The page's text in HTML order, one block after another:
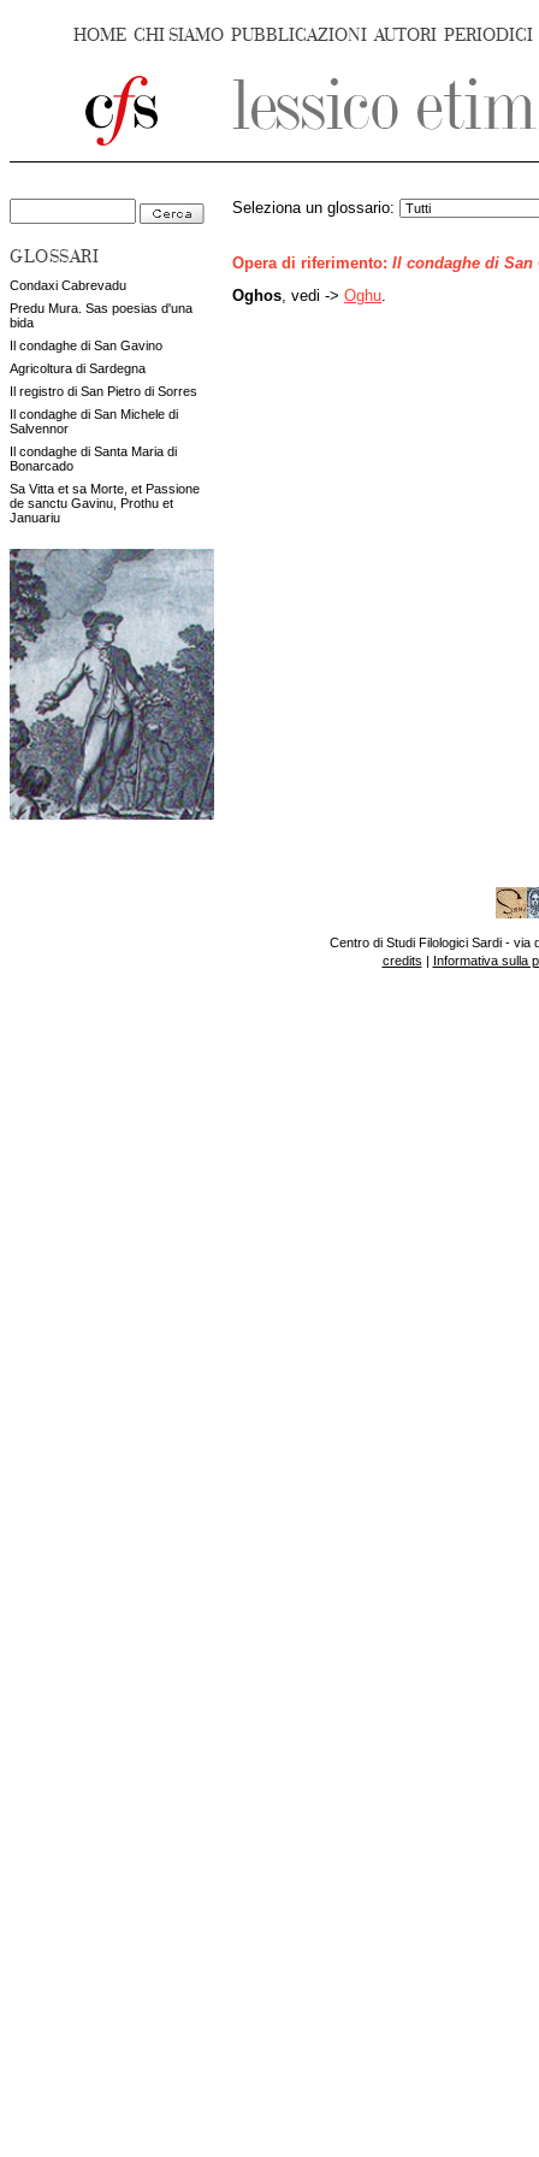
HOME CHI SIAMO PUBBLICAZIONI AUTORI PERIODICI
GLOSSARI
Condaxi Cabrevadu
Predu Mura. Sas poesias d'una
bida
Il condaghe di San Gavino
Agricoltura di Sardegna
Il registro di San Pietro di Sorres
Il condaghe di San Michele di
Salvennor
Il condaghe di Santa Maria di
Bonarcado
Sa Vitta et sa Morte, et Passione
de sanctu Gavinu, Prothu et
Januariu
Seleziona un glossario:
Opera di riferimento: Il condaghe di San
Oghos , vedi -> Oghu
Centro di Studi Filologici Sardi - via
credits | Informativa sulla